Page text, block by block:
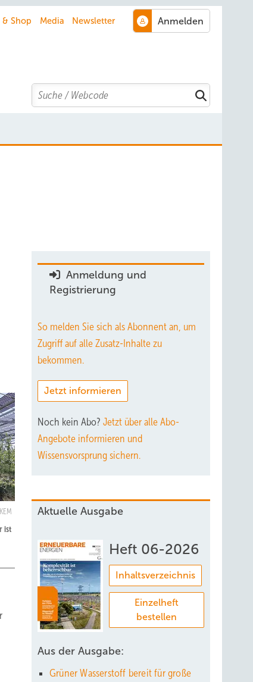
& Shop Media Newsletter
Search
ist
Anmeldung und
Registrierung
So melden Sie sich als Abonnent an, um
Zugriff auf alle Zusatz-Inhalte zu
bekommen.
Jetzt informieren
Noch kein Abo? Jetzt über alle Abo-
Angebote informieren und
Wissensvorsprung sichern.
Aktuelle Ausgabe
Heft 06-2026
Inhaltsverzeichnis
Einzelheft
bestellen
Aus der Ausgabe:
Grüner Wasserstoff bereit für große